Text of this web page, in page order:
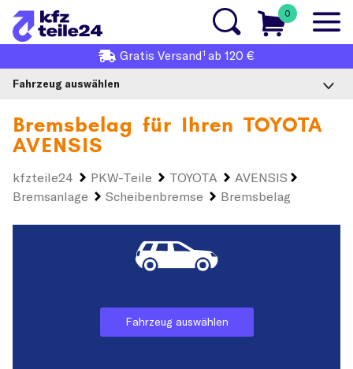
0
Gratis Versand1 ab 120 €
Fahrzeug auswählen
Bremsbelag für Ihren TOYOTA
AVENSIS
kfzteile24 PKW-Teile TOYOTA
AVENSIS
Bremsanlage
Scheibenbremse Bremsbelag
Fahrzeug auswählen